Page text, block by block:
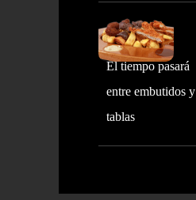
El tiempo pasará
entre embutidos y
tablas